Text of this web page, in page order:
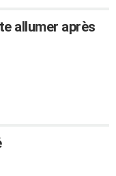
allumer après